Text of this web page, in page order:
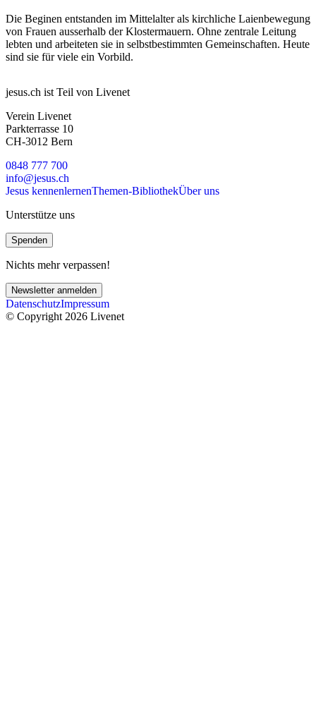
Die Beginen entstanden im Mittelalter als kirchliche Laienbewegung
von Frauen ausserhalb der Klostermauern. Ohne zentrale Leitung
lebten und arbeiteten sie in selbstbestimmten Gemeinschaften. Heute
sind sie für viele ein Vorbild.
jesus.ch ist Teil von Livenet
Verein Livenet
Parkterrasse 10
CH-3012 Bern
0848 777 700
info@jesus.ch
Jesus kennenlernenThemen-BibliothekÜber uns
Unterstütze uns
Spenden
Nichts mehr verpassen!
Newsletter anmelden
DatenschutzImpressum
© Copyright 2026 Livenet